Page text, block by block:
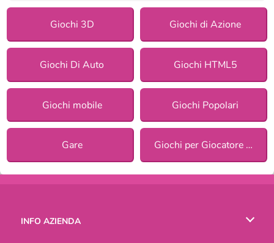
Giochi 3D Giochi di Azione
Giochi Di Auto Giochi HTML5
Giochi mobile Giochi Popolari
Gare Giochi per Giocatore Singolo
INFO AZIENDA